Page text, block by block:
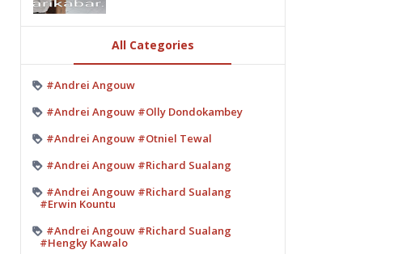
All Categories
#Andrei Angouw
#Andrei Angouw #Olly Dondokambey
#Andrei Angouw #Otniel Tewal
#Andrei Angouw #Richard Sualang
#Andrei Angouw #Richard Sualang
#Erwin Kountu
#Andrei Angouw #Richard Sualang
#Hengky Kawalo